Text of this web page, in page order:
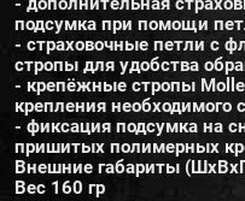
подсумка при помощи
- страховочные петли с
стропы для удобства
- крепёжные стропы
крепления необходимого
- фиксация подсумка на
пришитых полимерных
Внешние габариты
Вес 160 гр